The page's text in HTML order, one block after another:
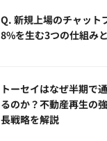
Q. 新規上場のチャット
8%を生む3つの仕組み
トーセイはなぜ半期で
るのか？不動産再生の
長戦略を解説